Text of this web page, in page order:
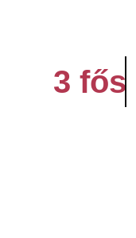
3 fős